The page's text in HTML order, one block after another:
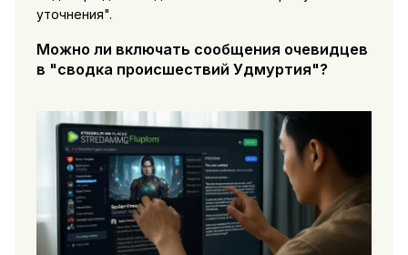
уточнения".
Можно ли включать сообщения очевидцев
в "сводка происшествий Удмуртия"?